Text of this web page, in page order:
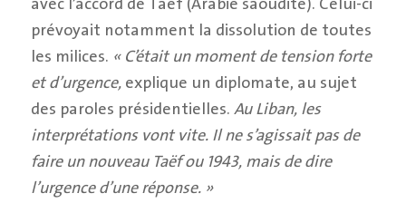
prévoyait notamment la dissolution de toutes
les milices. « C’était un moment de tension forte
et d’urgence,explique un diplomate, au sujet
des paroles présidentielles.Au Liban, les
interprétations vont vite. Il ne s’agissait pas de
faire un nouveau Taëf ou 1943, mais de dire
l’urgence d’une réponse. »